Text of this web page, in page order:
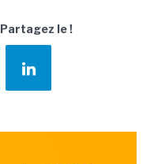
Partagez le !